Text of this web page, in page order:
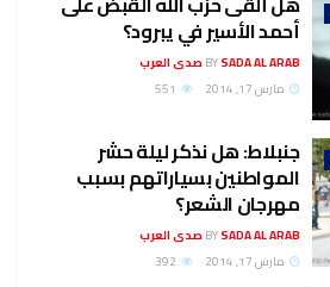
أحمد الأسير في يبرود؟
BYSADA AL ARAB صدى العرب
مارس 17, 2014
جنبلاط: هل نذكر ليلة حشر
المواطنين بسياراتهم بسبب
مهرجان الشعر؟
BYSADA AL ARAB صدى العرب
مارس 17, 2014